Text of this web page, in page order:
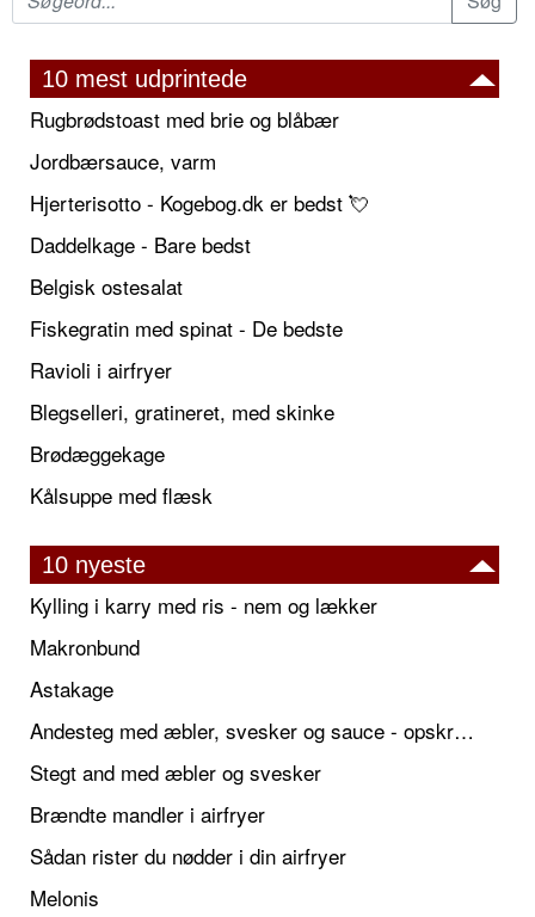
10 mest udprintede
Rugbrødstoast med brie og blåbær
Jordbærsauce, varm
Hjerterisotto - Kogebog.dk er bedst 💘
Daddelkage - Bare bedst
Belgisk ostesalat
Fiskegratin med spinat - De bedste
Ravioli i airfryer
Blegselleri, gratineret, med skinke
Brødæggekage
Kålsuppe med flæsk
10 nyeste
Kylling i karry med ris - nem og lækker
Makronbund
Astakage
Andesteg med æbler, svesker og sauce - opskrift også til jul
Stegt and med æbler og svesker
Brændte mandler i airfryer
Sådan rister du nødder i din airfryer
Melonis